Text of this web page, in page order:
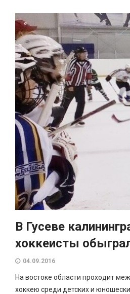
В Гусеве
хоккеисты
04.09.2016
На востоке области проходит
хоккею среди детских и